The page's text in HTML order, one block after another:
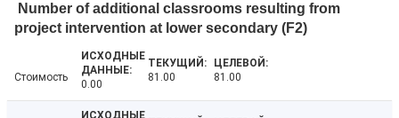
Number of additional classrooms resulting from
project intervention at lower secondary (F2)
Стоимость
0.00
81.00 81.00